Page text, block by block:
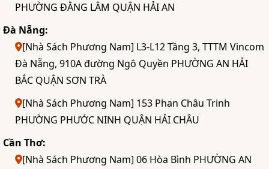
PHƯỜNG ĐẰNG LÂM QUẬN HẢI AN
Đà Nẵng:
[Nhà Sách Phương Nam] L3-L12 Tầng 3, TTTM Vincom
Đà Nẵng, 910A đường Ngô Quyền PHƯỜNG AN HẢI
BẮC QUẬN SƠN TRÀ
[Nhà Sách Phương Nam] 153 Phan Châu Trinh
PHƯỜNG PHƯỚC NINH QUẬN HẢI CHÂU
Cần Thơ:
[Nhà Sách Phương Nam] 06 Hòa Bình PHƯỜNG AN